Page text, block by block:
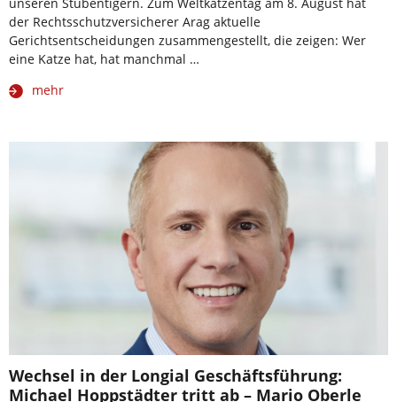
der Rechtsschutzversicherer Arag aktuelle
Gerichtsentscheidungen zusammengestellt, die zeigen: Wer
eine Katze hat, hat manchmal …
mehr
Wechsel in der Longial Geschäftsführung:
Michael Hoppstädter tritt ab – Mario Oberle